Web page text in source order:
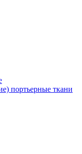
портьерные ткани